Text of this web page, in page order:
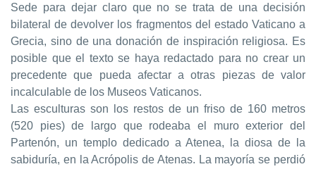
Sede para dejar claro que no se trata de una decisión
bilateral de devolver los fragmentos del estado Vaticano a
Grecia, sino de una donación de inspiración religiosa. Es
posible que el texto se haya redactado para no crear un
precedente que pueda afectar a otras piezas de valor
incalculable de los Museos Vaticanos.
Las esculturas son los restos de un friso de 160 metros
(520 pies) de largo que rodeaba el muro exterior del
Partenón, un templo dedicado a Atenea, la diosa de la
sabiduría, en la Acrópolis de Atenas. La mayoría se perdió